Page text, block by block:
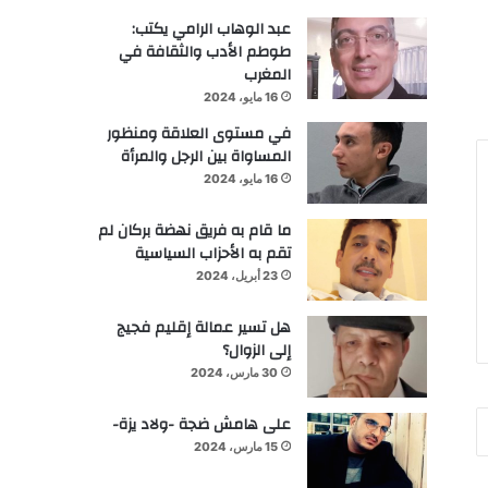
عبد الوهاب الرامي يكتب:
طوطم الأدب والثقافة في
المغرب
16 مايو، 2024
في مستوى العلاقة ومنظور
المساواة بين الرجل والمرأة
16 مايو، 2024
ما قام به فريق نهضة بركان لم
تقم به الأحزاب السياسية
23 أبريل، 2024
هل تسير عمالة إقليم فجيج
إلى الزوال؟
30 مارس، 2024
على هامش ضجة -ولاد يزة-
15 مارس، 2024